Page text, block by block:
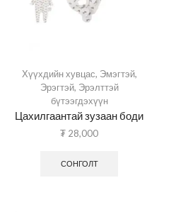
Хүүхдийн хувцас, Эмэгтэй,
Эрэгтэй, Эрэлттэй
бүтээгдэхүүн
Цахилгаантай зузаан боди
₮ 28,000
СОНГОЛТ